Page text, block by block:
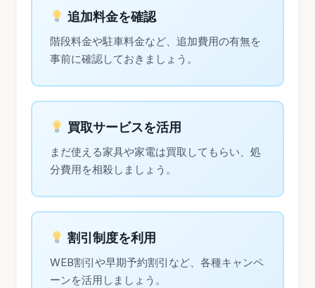
追加料金を確認
階段料金や駐車料金など、追加費用の有無を
事前に確認しておきましょう。
買取サービスを活用
まだ使える家具や家電は買取してもらい、処
分費用を相殺しましょう。
割引制度を利用
WEB割引や早期予約割引など、各種キャンペ
ーンを活用しましょう。